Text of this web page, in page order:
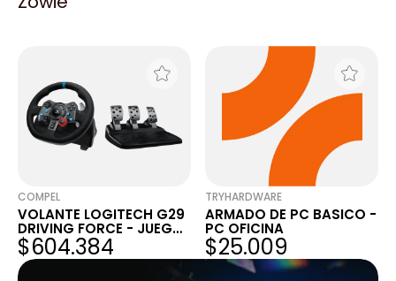
COMPEL
VOLANTE LOGITECH G29
DRIVING FORCE - JUEGO
DE VOLANTE Y PEDALES -
CABLEADO - PARA PC,
SONY PLAYSTATION 3,
$604.384
TRYHARDWARE
ARMADO DE PC BASICO -
PC OFICINA
$25.009